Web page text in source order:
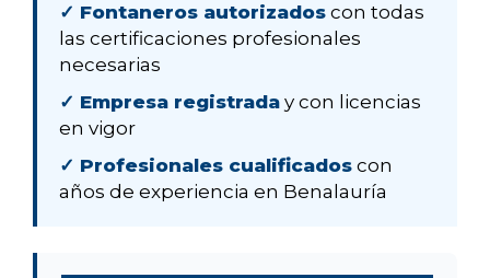
✓ Fontaneros autorizados con todas
las certificaciones profesionales
necesarias
✓ Empresa registrada y con licencias
en vigor
✓ Profesionales cualificados con
años de experiencia en Benalauría